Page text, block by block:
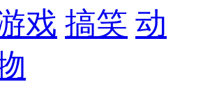
戏 搞笑 动